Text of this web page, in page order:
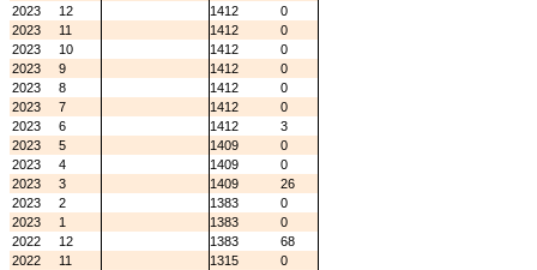
2023
12 1412
0
2023
11 1412
0
2023
10 1412
0
2023
9 1412
0
2023
8 1412
0
2023
7 1412
0
2023
6 1412
3
2023
5 1409
0
2023
4 1409
0
2023
3 1409
26
2023
2 1383
0
2023
1 1383
0
2022
12 1383
68
2022
11 1315
0